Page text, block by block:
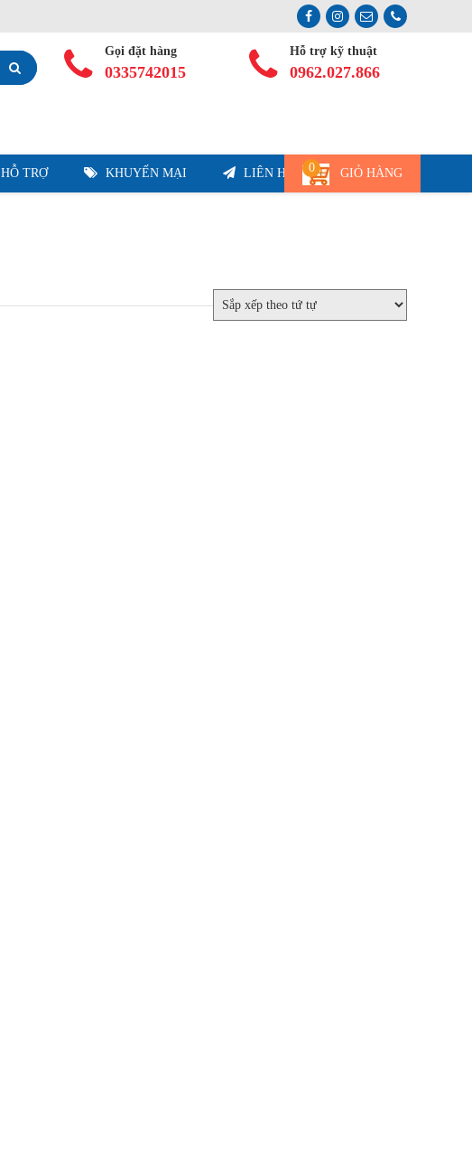
Gọi đặt hàng
0335742015
Hỗ trợ kỹ thuật
0962.027.866
HỖ TRỢ KHUYẾN MẠI LIÊN HỆ 0 GIỎ HÀNG